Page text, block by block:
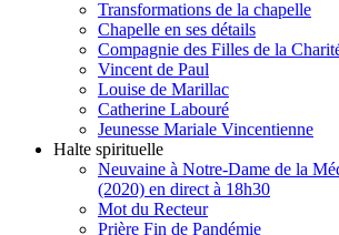
Transformations de la chapelle
Chapelle en ses détails
Compagnie des Filles de la
Vincent de Paul
Louise de Marillac
Catherine Labouré
Jeunesse Mariale Vincentienne
Halte spirituelle
Neuvaine à Notre-Dame de la
(2020) en direct à 18h30
Mot du Recteur
Prière Fin de Pandémie